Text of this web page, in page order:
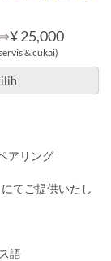
¥ 25,000
& cukai)
アリング
てご提供いたし
語